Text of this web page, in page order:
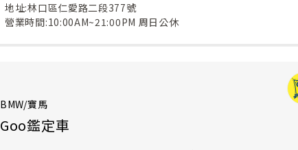
地址:林口區仁愛路二段377號
營業時間:10:00AM~21:00PM 周日公休
BMW/寶馬
Goo鑑定車